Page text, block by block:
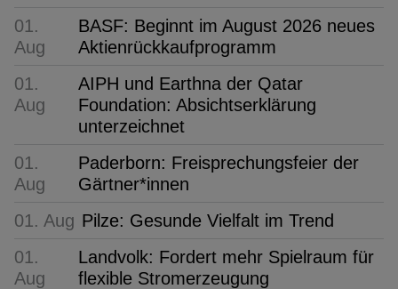
01.
Aug
BASF: Beginnt im August 2026 neues
Aktienrückkaufprogramm
01.
Aug
AIPH und Earthna der Qatar
Foundation: Absichtserklärung
unterzeichnet
01.
Aug
Paderborn: Freisprechungsfeier der
Gärtner*innen
01. Aug Pilze: Gesunde Vielfalt im Trend
01.
Aug
Landvolk: Fordert mehr Spielraum für
flexible Stromerzeugung